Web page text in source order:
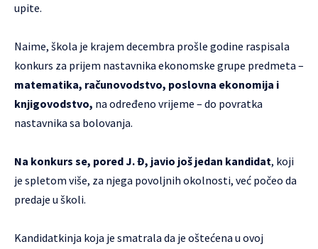
upite.
Naime, škola je krajem decembra prošle godine raspisala
konkurs za prijem nastavnika ekonomske grupe predmeta –
matematika, računovodstvo, poslovna ekonomija i
knjigovodstvo, na određeno vrijeme – do povratka
nastavnika sa bolovanja.
Na konkurs se, pored J. Đ, javio još jedan kandidat, koji
je spletom više, za njega povoljnih okolnosti, već počeo da
predaje u školi.
Kandidatkinja koja je smatrala da je oštećena u ovoj